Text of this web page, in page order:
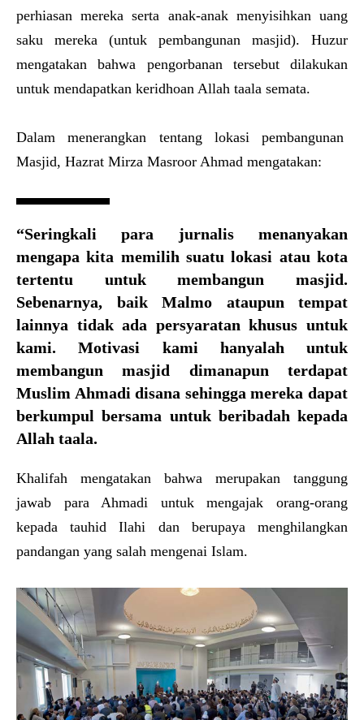
perhiasan mereka serta anak-anak menyisihkan uang
saku mereka (untuk pembangunan masjid). Huzur
mengatakan bahwa pengorbanan tersebut dilakukan
untuk mendapatkan keridhoan Allah taala semata.
Dalam menerangkan tentang lokasi pembangunan
Masjid, Hazrat Mirza Masroor Ahmad mengatakan:
“Seringkali para jurnalis menanyakan
mengapa kita memilih suatu lokasi atau kota
tertentu untuk membangun masjid.
Sebenarnya, baik Malmo ataupun tempat
lainnya tidak ada persyaratan khusus untuk
kami. Motivasi kami hanyalah untuk
membangun masjid dimanapun terdapat
Muslim Ahmadi disana sehingga mereka dapat
berkumpul bersama untuk beribadah kepada
Allah taala.
Khalifah mengatakan bahwa merupakan tanggung
jawab para Ahmadi untuk mengajak orang-orang
kepada tauhid Ilahi dan berupaya menghilangkan
pandangan yang salah mengenai Islam.